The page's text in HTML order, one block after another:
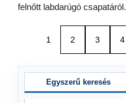
felnőtt labdarúgó csapatáról.
1 2 3 4
Egyszerű keresés